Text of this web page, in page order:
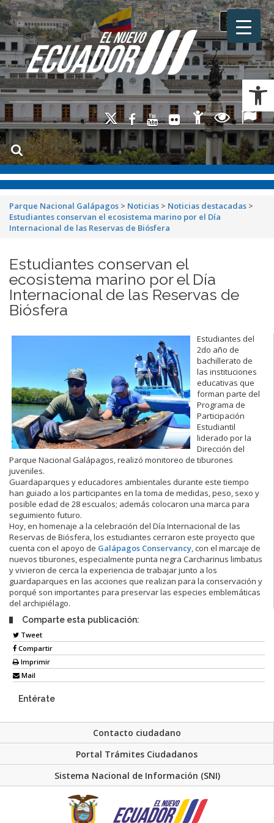
Toggle
Parque Nacional Galápagos > Noticias > Noticias destacadas >
Estudiantes conservan el ecosistema marino por el Día
Internacional de las Reservas de Biósfera
Estudiantes conservan el
ecosistema marino por el Día
Internacional de las Reservas de
Biósfera
Estudiantes del
2do año de
bachillerato de
las instituciones
educativas que
forman parte del
Programa de
Participación
Estudiantil
liderado por la
Dirección del
Parque Nacional Galápagos, realizó monitoreo de tiburones
juveniles.
Guardaparques y educadores ambientales durante este tiempo
han guiado a los participantes en la toma de medidas, peso, sexo y
posible edad de 28 escualos; además colocaron una marca para
seguimiento futuro.
Hoy, en homenaje a la celebración del Día Internacional de las
Reservas de Biósfera, los estudiantes cerraron este proyecto que
cuenta con el apoyo de Galápagos Conservancy , con el marcaje de
nuevos tiburones, especialmente punta negra Carcharinus limbatus
y vivieron de cerca la experiencia de trabajar junto a los
guardaparques en las acciones que realizan para la conservación y
porqué son importantes para preservar las especies emblemáticas
del archipiélago.
Comparte esta publicación:
Tweet
Compartir
Imprimir
Mail
Entérate
Contacto ciudadano
Portal Trámites Ciudadanos
Sistema Nacional de Información (SNI)